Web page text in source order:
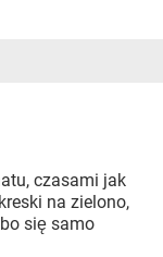
czasami jak
na zielono,
się samo